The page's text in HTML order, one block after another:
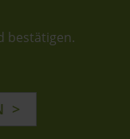
bestätigen.